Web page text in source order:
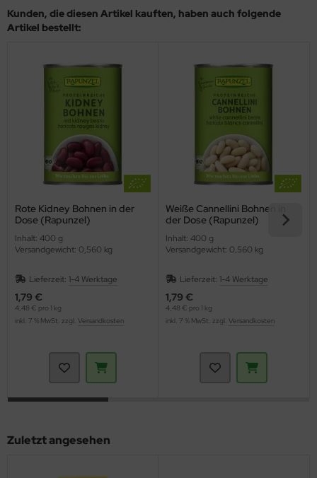
Kunden, die diesen Artikel kauften, haben auch folgende
Artikel bestellt:
Rote Kidney Bohnen in der
Dose (Rapunzel)
Inhalt: 400 g
Versandgewicht: 0,560 kg
Lieferzeit: 1-4 Werktage
1,79 €
4,48 € pro 1 kg
inkl. 7 % MwSt. zzgl. Versandkosten
Weiße Cannellini Bohnen in
der Dose (Rapunzel)
Inhalt: 400 g
Versandgewicht: 0,560 kg
Lieferzeit: 1-4 Werktage
1,79 €
4,48 € pro 1 kg
inkl. 7 % MwSt. zzgl. Versandkosten
Zuletzt angesehen